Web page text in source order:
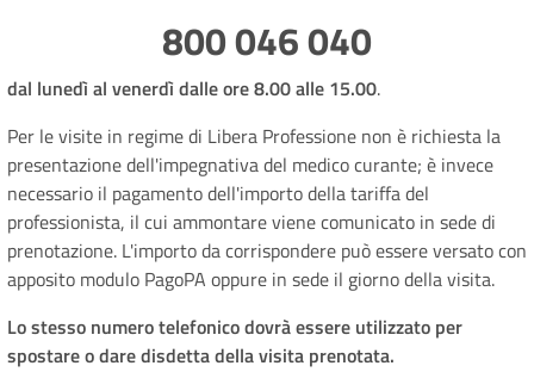
800 046 040
dal lunedì al venerdì dalle ore 8.00 alle 15.00.
Per le visite in regime di Libera Professione non è richiesta la
presentazione dell'impegnativa del medico curante; è invece
necessario il pagamento dell'importo della tariffa del
professionista, il cui ammontare viene comunicato in sede di
prenotazione. L'importo da corrispondere può essere versato con
apposito modulo PagoPA oppure in sede il giorno della visita.
Lo stesso numero telefonico dovrà essere utilizzato per
spostare o dare disdetta della visita prenotata.